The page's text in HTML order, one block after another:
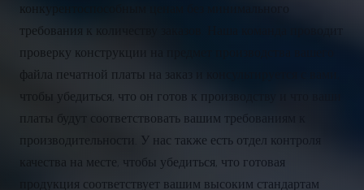
конкурентоспособным ценам без минимального
требования к количеству заказов. Наша команда проводит
проверку конструкции на предмет производства вашего
файла печатной платы на заказ и консультируется с вами,
чтобы убедиться, что он готов к производству и что ваши
платы будут соответствовать вашим требованиям к
производительности. У нас также есть отдел контроля
качества на месте, чтобы убедиться, что готовая
продукция соответствует вашим высоким стандартам